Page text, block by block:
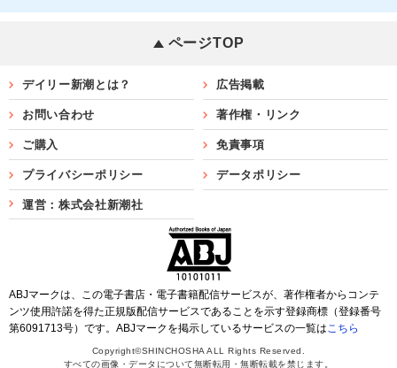
ページTOP
デイリー新潮とは？ 広告掲載
お問い合わせ 著作権・リンク
ご購入 免責事項
プライバシーポリシー データポリシー
運営：株式会社新潮社
ABJマークは、この電子書店・電子書籍配信サービスが、著作権者からコンテ
ンツ使用許諾を得た正規版配信サービスであることを示す登録商標（登録番号
第6091713号）です。ABJマークを掲示しているサービスの一覧はこちら
Copyright©SHINCHOSHA ALL Rights Reserved.
すべての画像・データについて無断転用・無断転載を禁じます。